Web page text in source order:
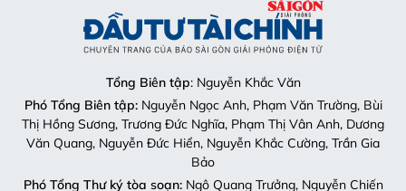
Tổng Biên tập: Nguyễn Khắc Văn
Phó Tổng Biên tập:Nguyễn Ngọc Anh, Phạm Văn Trường, Bùi
Thị Hồng Sương, Trương Đức Nghĩa, Phạm Thị Vân Anh, Dương
Văn Quang, Nguyễn Đức Hiển, Nguyễn Khắc Cường, Trần Gia
Bảo
Phó Tổng Thư ký tòa soạn:Ngô Quang Trưởng, Nguyễn Chiến